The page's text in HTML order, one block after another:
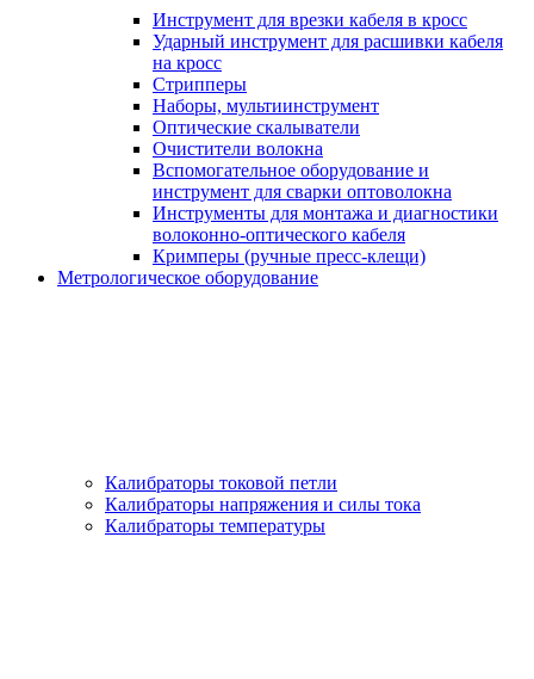
Инструмент для врезки кабеля в кросс
Ударный инструмент для расшивки кабеля
на кросс
Стрипперы
Наборы, мультиинструмент
Оптические скалыватели
Очистители волокна
Вспомогательное оборудование и
инструмент для сварки оптоволокна
Инструменты для монтажа и диагностики
волоконно-оптического кабеля
Кримперы (ручные пресс-клещи)
Метрологическое оборудование
Калибраторы токовой петли
Калибраторы напряжения и силы тока
Калибраторы температуры